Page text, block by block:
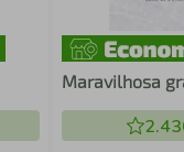
Maravilhosa